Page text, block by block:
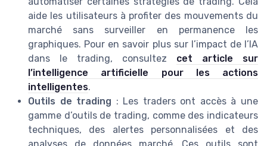
aide les utilisateurs à profiter des mouvements du
marché sans surveiller en permanence les
graphiques. Pour en savoir plus sur l’impact de l’IA
dans le trading, consultez cet article sur
l’intelligence artificielle pour les actions
intelligentes.
Outils de trading : Les traders ont accès à une
gamme d’outils de trading, comme des indicateurs
techniques, des alertes personnalisées et des